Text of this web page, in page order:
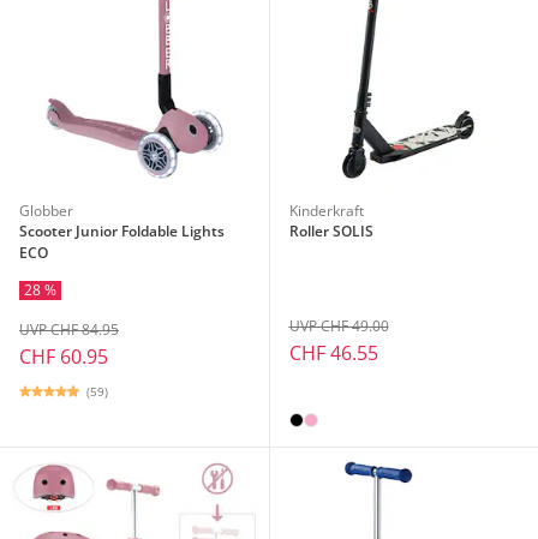
Globber
Scooter Junior Foldable Lights
ECO
28 %
CHF 60.95
UVP CHF 84.95
(59)
Kinderkraft
Roller SOLIS
CHF 46.55
UVP CHF 49.00